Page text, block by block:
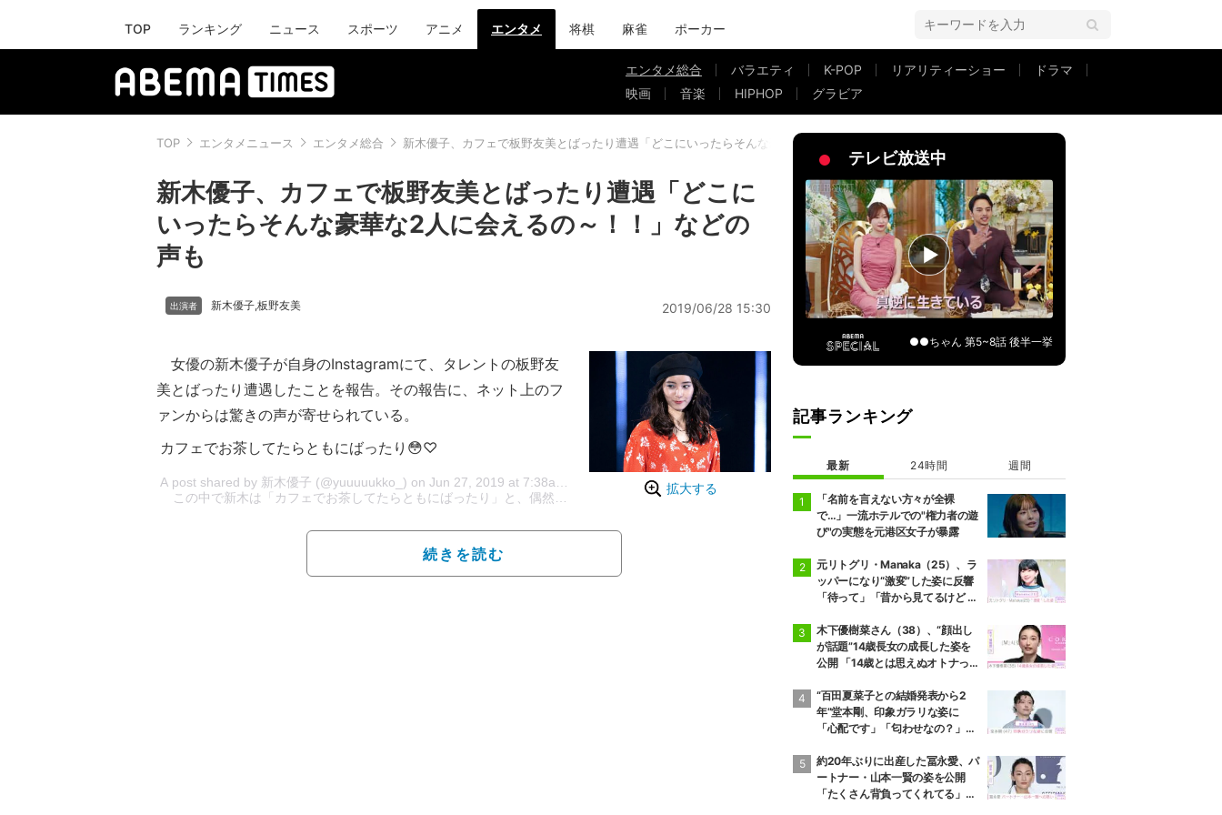
TOP ランキング ニュース スポーツ アニメ エンタメ 将棋 麻雀 ポーカー
エンタメ総合 バラエティ K-POP リアリティーショー
ドラマ
映画
音楽 HIPHOP グラビア
TOP エンタメニュース エンタメ総合 新木優子、カフェで板野友美とばったり遭遇「どこにいったらそんな豪華な2人に会えるの～！！」などの声も
新木優子、カフェで板野友美とばったり遭遇「どこに
いったらそんな豪華な2人に会えるの～！！」などの
声も
新木優子,板野友美 2019/06/28 15:30
拡大する
女優の新木優子が自身のInstagramにて、タレントの板野友
美とばったり遭遇したことを報告。その報告に、ネット上のフ
ァンからは驚きの声が寄せられている。
カフェでお茶してたらともにばったり😳♡
A post shared by 新木優子 (@yuuuuukko_) on Jun 27, 2019 at 7:38am PDT
この中で新木は「カフェでお茶してたらともにばったり」と、偶然カフェで板野に遭遇したことを報告しつつ、その際に撮ったと思われる2ショットを公開。
続きを読む
テレビ放送中
●●ちゃん 第5~8話 後半一挙
記事ランキング
最新 24時間 週間
「名前を言えない方々が全裸
で…」一流ホテルでの"権力者の遊
び"の実態を元港区女子が暴露
元リトグリ・Manaka（25）、ラ
ッパーになり“激変”した姿に反響
「待って」「昔から見てるけど 最
木下優樹菜さん（38）、“顔出し
が話題”14歳長女の成長した姿を
公開 「14歳とは思えぬオトナっぽ
ぎる」など反響
“百田夏菜子との結婚発表から2
年”堂本剛、印象ガラリな姿に
「心配です」「匂わせなの？」な
約20年ぶりに出産した冨永愛、パ
ートナー・山本一賢の姿を公開
「たくさん背負ってくれてる」感